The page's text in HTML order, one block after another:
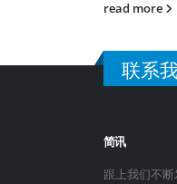
read more
联系
简讯
跟上我们不